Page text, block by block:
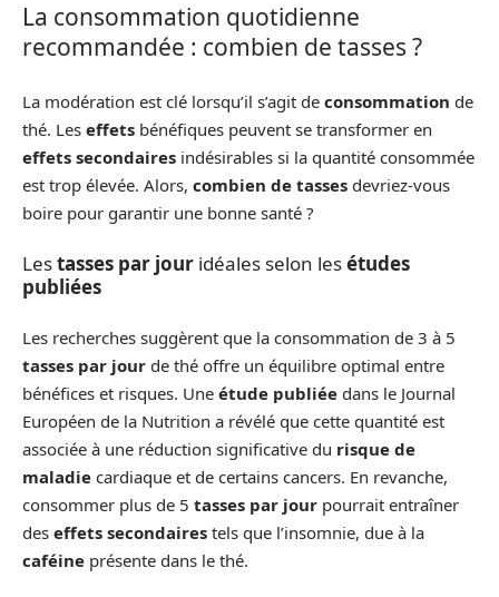
La consommation quotidienne
recommandée : combien de tasses ?
La modération est clé lorsqu’il s’agit de consommation de
thé. Les effets bénéfiques peuvent se transformer en
effets secondaires indésirables si la quantité consommée
est trop élevée. Alors, combien de tasses devriez-vous
boire pour garantir une bonne santé ?
Lestasses par jour idéales selon lesétudes
publiées
Les recherches suggèrent que la consommation de 3 à 5
tasses par jour de thé offre un équilibre optimal entre
bénéfices et risques. Une étude publiée dans le Journal
Européen de la Nutrition a révélé que cette quantité est
associée à une réduction significative du risque de
maladie cardiaque et de certains cancers. En revanche,
consommer plus de 5 tasses par jour pourrait entraîner
des effets secondaires tels que l’insomnie, due à la
caféine présente dans le thé.